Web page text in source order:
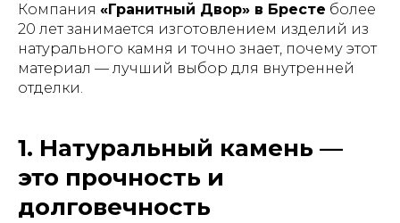
Компания «Гранитный Двор» в Бресте более
20 лет занимается изготовлением изделий из
натурального камня и точно знает, почему этот
материал — лучший выбор для внутренней
отделки.
1. Натуральный камень —
это прочность и
долговечность